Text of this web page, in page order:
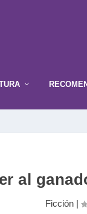
al
Ficción|